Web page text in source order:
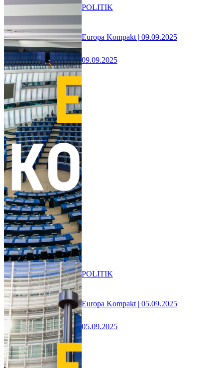
Europa Kompakt | 09.09.2025
09.09.2025
POLITIK
Europa Kompakt | 05.09.2025
05.09.2025
POLITIK